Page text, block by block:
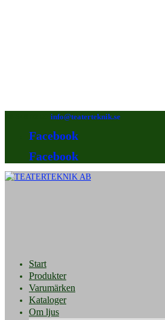
info@teaterteknik.se
Facebook
Facebook
Start
Produkter
Varumärken
Kataloger
Om ljus